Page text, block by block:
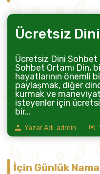
Ücretsiz
Ücretsiz Dini Sohbet
Sohbet Ortamı Din,
hayatlarının önemli
paylaşmak, diğer
kurmak ve
isteyenler için
bir...
Yazar Adı: admin 1
İçin Günlük